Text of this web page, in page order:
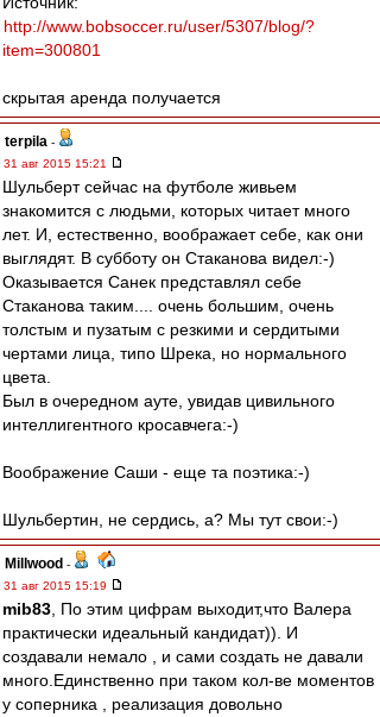
http://www.bobsoccer.ru/user/5307/blog/?
item=300801
скрытая аренда получается
terpila -
31 авг 2015 15:21
Шульберт сейчас на футболе живьем
знакомится с людьми, которых читает много
лет. И, естественно, воображает себе, как они
выглядят. В субботу он Стаканова видел:-)
Оказывается Санек представлял себе
Стаканова таким.... очень большим, очень
толстым и пузатым с резкими и сердитыми
чертами лица, типо Шрека, но нормального
цвета.
Был в очередном ауте, увидав цивильного
интеллигентного кросавчега:-)
Воображение Саши - еще та поэтика:-)
Шульбертин, не сердись, а? Мы тут свои:-)
Millwood -
31 авг 2015 15:19
mib83 , По этим цифрам выходит,что Валера
практически идеальный кандидат)). И
создавали немало , и сами создать не давали
много.Единственно при таком кол-ве моментов
у соперника , реализация довольно